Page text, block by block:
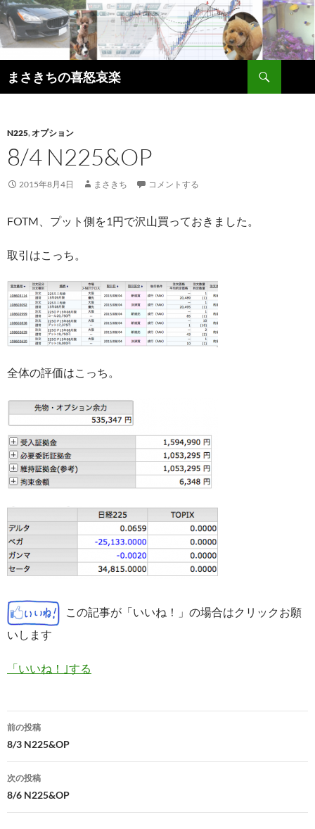
コ
ン
テ
ン
ツ
へ
プ
まさきちの喜怒哀楽
索
N225,オプション
8/4 N225&OP
2015年8月4日 まさきち コメントする
FOTM、プット側を1円で沢山買っておきました。
取引はこっち。
全体の評価はこっち。
この記事が「いいね！」の場合はクリックお願
いします
「いいね！｣する
投
稿
ナ
ビ
前の投稿
8/3 N225&OP
次の投稿
8/6 N225&OP